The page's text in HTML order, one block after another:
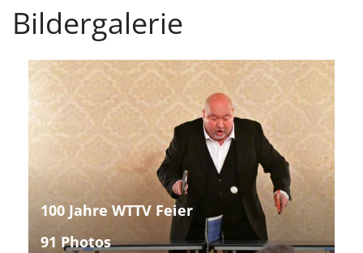
Bildergalerie
100 Jahre WTTV Feier
91 Photos